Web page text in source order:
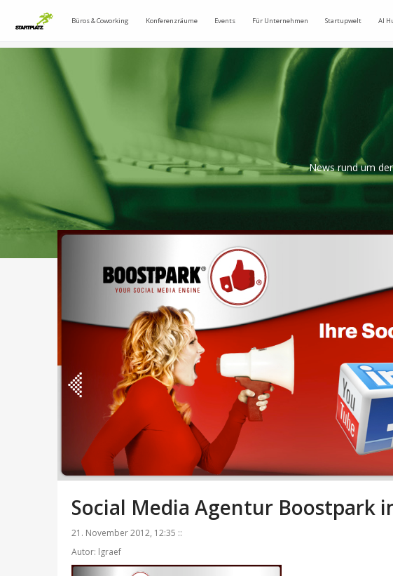
Büros & Coworking Konferenzräume Events Für Unternehmen Startupwelt AI
News rund um
Social Media Agentur Boostpark
21. November 2012, 12:35 ::
Autor: lgraef